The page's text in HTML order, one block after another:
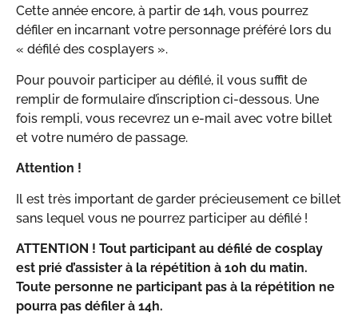
Cette année encore, à partir de 14h, vous pourrez
défiler en incarnant votre personnage préféré lors du
« défilé des cosplayers ».
Pour pouvoir participer au défilé, il vous suffit de
remplir de formulaire d’inscription ci-dessous. Une
fois rempli, vous recevrez un e-mail avec votre billet
et votre numéro de passage.
Attention !
Il est très important de garder précieusement ce billet
sans lequel vous ne pourrez participer au défilé !
ATTENTION ! Tout participant au défilé de cosplay
est prié d’assister à la répétition à 10h du matin.
Toute personne ne participant pas à la répétition ne
pourra pas défiler à 14h.